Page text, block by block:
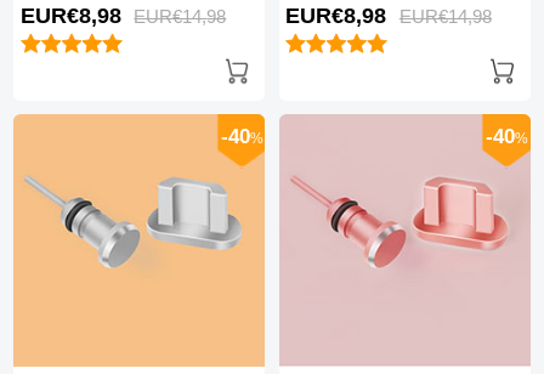
Universel H02 Rouge
EUR€8,98 EUR€14,98
Universel H01 Bleu
EUR€8,98 EUR€14,98
-40% -40%